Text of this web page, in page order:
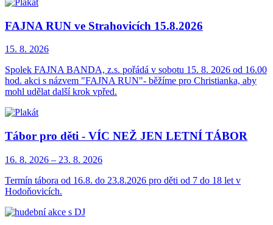
FAJNA RUN ve Strahovicích 15.8.2026
15. 8. 2026
Spolek FAJNA BANDA, z.s. pořádá v sobotu 15. 8. 2026 od 16.00
hod. akci s názvem "FAJNA RUN"- běžíme pro Christianka, aby
mohl udělat další krok vpřed.
Tábor pro děti - VÍC NEŽ JEN LETNÍ TÁBOR
16. 8. 2026 – 23. 8. 2026
Termín tábora od 16.8. do 23.8.2026 pro děti od 7 do 18 let v
Hodoňovicích.